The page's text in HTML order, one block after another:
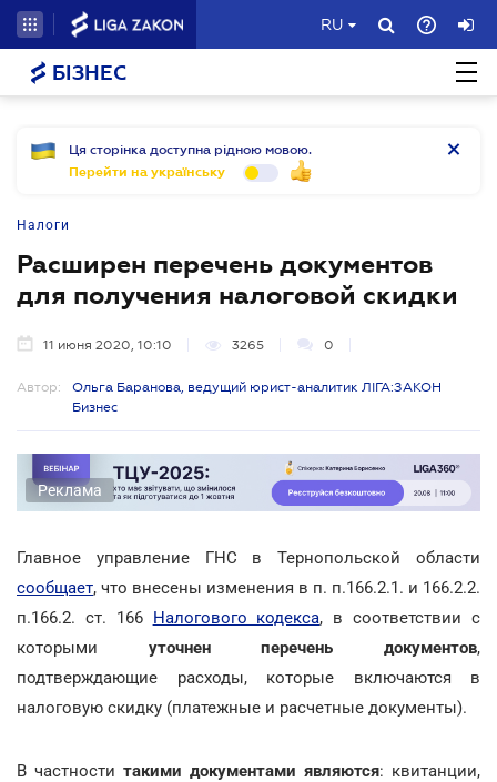
RU
БІЗНЕС
Ця сторінка доступна рідною мовою.
Перейти на українську
Налоги
Расширен перечень документов
для получения налоговой скидки
11 июня 2020, 10:10 3265 0
Автор:
Ольга Баранова, ведущий юрист-аналитик ЛІГА:ЗАКОН
Бизнес
Реклама
Главное управление ГНС в Тернопольской области
сообщает, что внесены изменения в п. п.166.2.1. и 166.2.2.
п.166.2. ст. 166 Налогового кодекса, в соответствии с
которыми уточнен перечень документов,
подтверждающие расходы, которые включаются в
налоговую скидку (платежные и расчетные документы).
В частности такими документами являются: квитанции,